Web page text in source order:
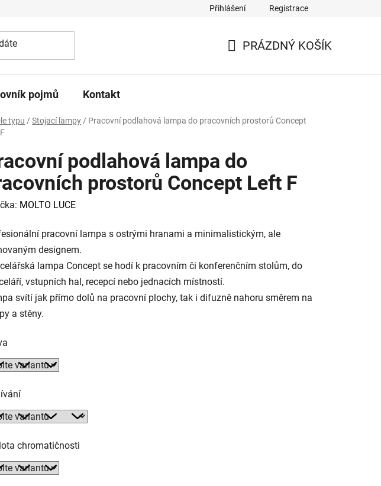
Přihlášení Registrace
PRÁZDNÝ KOŠÍK
pojmů Kontakt
typu / Stojací lampy / Pracovní podlahová lampa do pracovních prostorů Concept
podlahová lampa do
prostorů Concept Left F
MOLTO LUCE
pracovní lampa s ostrými hranami a minimalistickým, ale
designem.
lampa Concept se hodí k pracovním či konferenčním stolům, do
vstupních hal, recepcí nebo jednacích místností.
svítí jak přímo dolů na pracovní plochy, tak i difuzně nahoru směrem na
a stěny.
chromatičnosti